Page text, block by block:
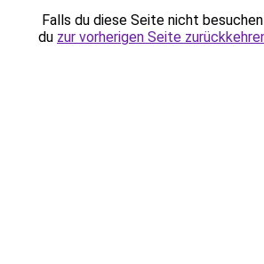
Falls du diese Seite nicht
du zur vorherigen Seite